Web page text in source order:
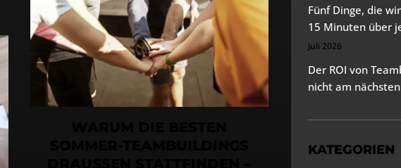
Fünf Dinge, die
15 Minuten über
Juli 2026
Der ROI von
nicht am
KATEGORIEN